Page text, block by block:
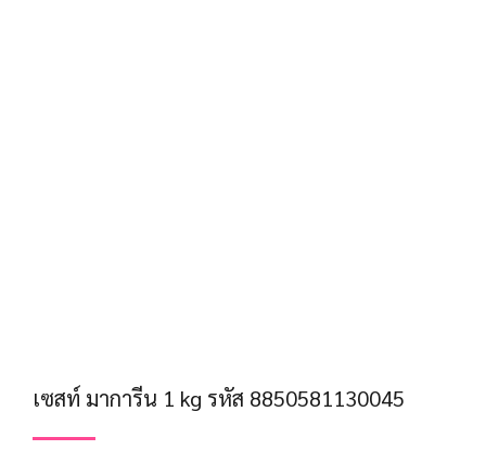
เซสท์ มาการีน 1 kg รหัส 8850581130045